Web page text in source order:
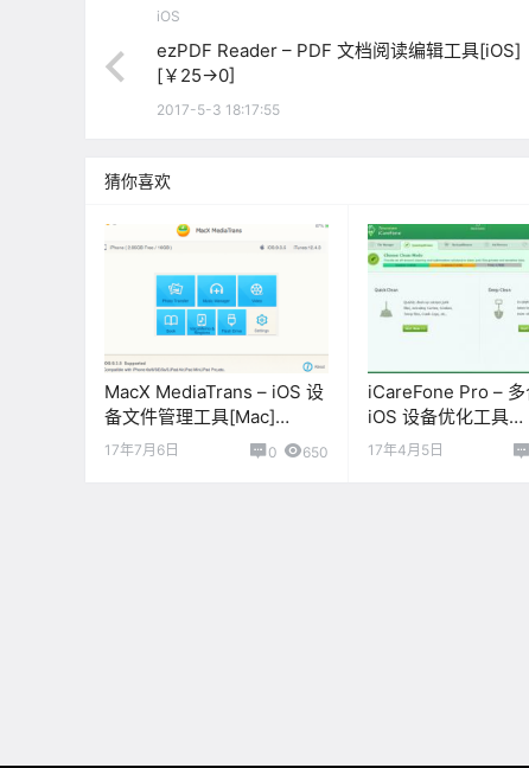
iOS
ezPDF Reader – PDF 文档阅读编辑工具[iOS]
[￥25→0]
2017-5-3 18:17:55
猜你喜欢
MacX MediaTrans – iOS 设
备文件管理工具[Mac]
[$59.95→0]
17年7月6日 0 650
iCareFone Pro – 多
iOS 设备优化工具
17年4月5日